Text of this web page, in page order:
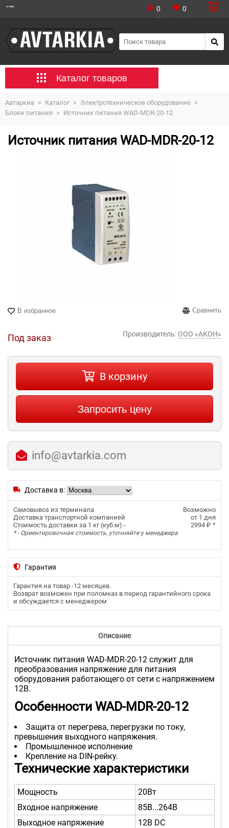
0 0
Каталог товаров
Автаркиа > Каталог > Электротехническое оборудование >
Блоки питания > Источник питания WAD-MDR-20-12
Источник питания WAD-MDR-20-12
В избранное Сравнить
Под заказ Производитель: ООО «АКОН»
В корзину
Запросить цену
info@avtarkia.com
Доставка в:
Самовывоз из терминала
Возможно
Доставка транспортной компанией
от 1 дня
Стоимость доставки за 1 кг (куб.м) -
2994 ₽ *
* - Ориентировочная стоимость, уточняйте у менеджера
Гарантия
Гарантия на товар -12 месяцев.
Возврат возможен при поломках в период гарантийного срока
и обсуждается с менеджером
Описание
Источник питания WAD-MDR-20-12 служит для
преобразования напряжение для питания
оборудования работающего от сети с напряжением
12В.
Особенности WAD-MDR-20-12
Защита от перегрева, перегрузки по току,
превышения выходного напряжения.
Промышленное исполнение
Крепление на DIN-рейку.
Технические характеристики
Мощность
20Вт
Входное напряжение
85В...264В
Выходное напряжение
12В DC